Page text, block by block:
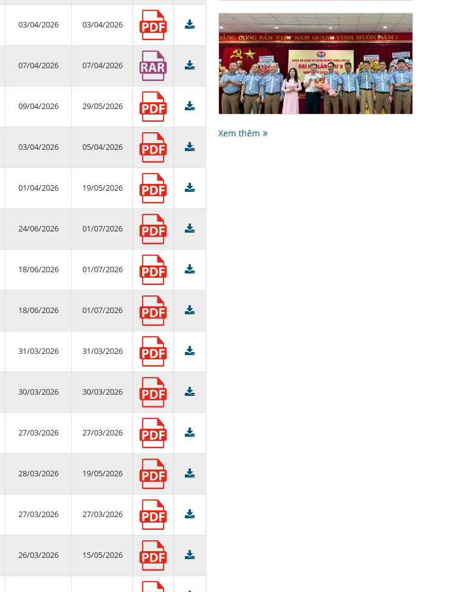
03/04/2026 03/04/2026
07/04/2026 07/04/2026
09/04/2026 29/05/2026
03/04/2026 05/04/2026
01/04/2026 19/05/2026
24/06/2026 01/07/2026
18/06/2026 01/07/2026
18/06/2026 01/07/2026
31/03/2026 31/03/2026
30/03/2026 30/03/2026
27/03/2026 27/03/2026
28/03/2026 19/05/2026
27/03/2026 27/03/2026
26/03/2026 15/05/2026
Xem thêm